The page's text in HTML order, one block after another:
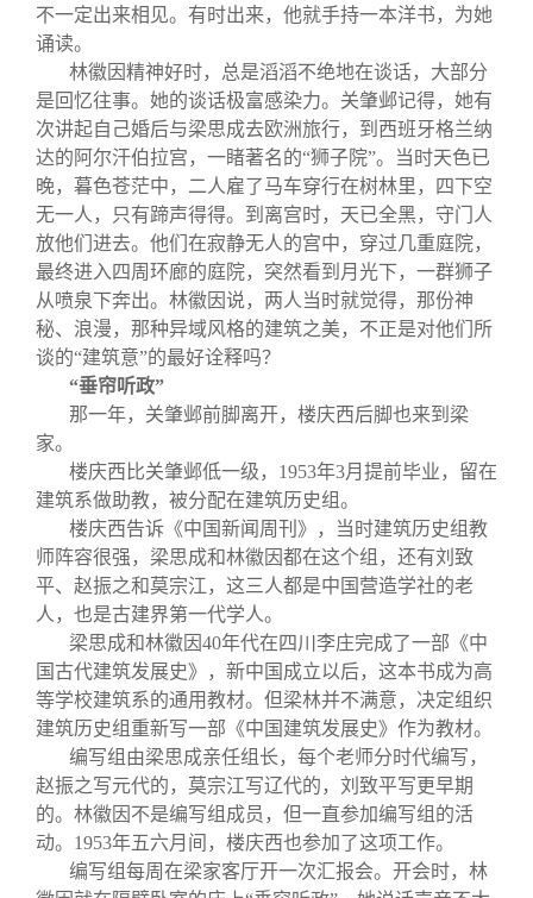
不一定出来相见。有时出来，他就手持一本洋书，为她
诵读。
林徽因精神好时，总是滔滔不绝地在谈话，大部分
是回忆往事。她的谈话极富感染力。关肇邺记得，她有
次讲起自己婚后与梁思成去欧洲旅行，到西班牙格兰纳
达的阿尔汗伯拉宫，一睹著名的“狮子院”。当时天色已
晚，暮色苍茫中，二人雇了马车穿行在树林里，四下空
无一人，只有蹄声得得。到离宫时，天已全黑，守门人
放他们进去。他们在寂静无人的宫中，穿过几重庭院，
最终进入四周环廊的庭院，突然看到月光下，一群狮子
从喷泉下奔出。林徽因说，两人当时就觉得，那份神
秘、浪漫，那种异域风格的建筑之美，不正是对他们所
谈的“建筑意”的最好诠释吗？
“垂帘听政”
那一年，关肇邺前脚离开，楼庆西后脚也来到梁
家。
楼庆西比关肇邺低一级，1953年3月提前毕业，留在
建筑系做助教，被分配在建筑历史组。
楼庆西告诉《中国新闻周刊》，当时建筑历史组教
师阵容很强，梁思成和林徽因都在这个组，还有刘致
平、赵振之和莫宗江，这三人都是中国营造学社的老
人，也是古建界第一代学人。
梁思成和林徽因40年代在四川李庄完成了一部《中
国古代建筑发展史》，新中国成立以后，这本书成为高
等学校建筑系的通用教材。但梁林并不满意，决定组织
建筑历史组重新写一部《中国建筑发展史》作为教材。
编写组由梁思成亲任组长，每个老师分时代编写，
赵振之写元代的，莫宗江写辽代的，刘致平写更早期
的。林徽因不是编写组成员，但一直参加编写组的活
动。1953年五六月间，楼庆西也参加了这项工作。
编写组每周在梁家客厅开一次汇报会。开会时，林